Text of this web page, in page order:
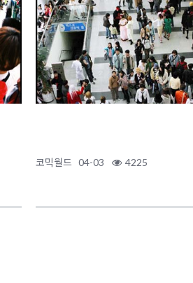
코믹월드 04-03 4225